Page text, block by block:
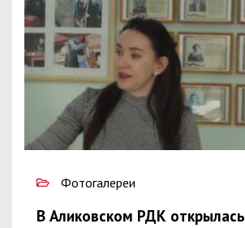
Фотогалереи
В Аликовском РДК открылась